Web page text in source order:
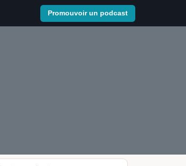
Promouvoir un podcast